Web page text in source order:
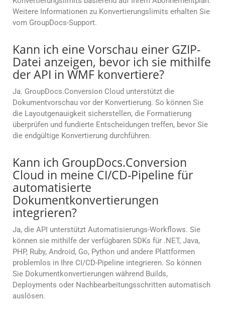
Weitere Informationen zu Konvertierungslimits erhalten Sie
vom GroupDocs-Support.
Kann ich eine Vorschau einer GZIP-
Datei anzeigen, bevor ich sie mithilfe
der API in WMF konvertiere?
Ja. GroupDocs.Conversion Cloud unterstützt die
Dokumentvorschau vor der Konvertierung. So können Sie
die Layoutgenauigkeit sicherstellen, die Formatierung
überprüfen und fundierte Entscheidungen treffen, bevor Sie
die endgültige Konvertierung durchführen.
Kann ich GroupDocs.Conversion
Cloud in meine CI/CD-Pipeline für
automatisierte
Dokumentkonvertierungen
integrieren?
Ja, die API unterstützt Automatisierungs-Workflows. Sie
können sie mithilfe der verfügbaren SDKs für .NET, Java,
PHP, Ruby, Android, Go, Python und andere Plattformen
problemlos in Ihre CI/CD-Pipeline integrieren. So können
Sie Dokumentkonvertierungen während Builds,
Deployments oder Nachbearbeitungsschritten automatisch
auslösen.